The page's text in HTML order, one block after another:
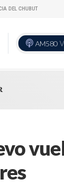
DEL CHUBUT
AM580